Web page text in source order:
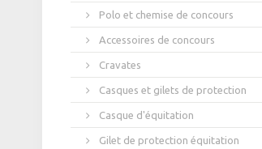
Polo et chemise de concours
Accessoires de concours
Cravates
Casques et gilets de protection
Casque d'équitation
Gilet de protection équitation